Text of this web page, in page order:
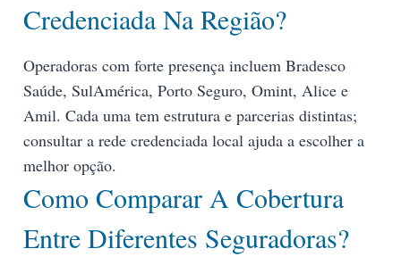
Credenciada Na Região?
Operadoras com forte presença incluem Bradesco
Saúde, SulAmérica, Porto Seguro, Omint, Alice e
Amil. Cada uma tem estrutura e parcerias distintas;
consultar a rede credenciada local ajuda a escolher a
melhor opção.
Como Comparar A Cobertura
Entre Diferentes Seguradoras?